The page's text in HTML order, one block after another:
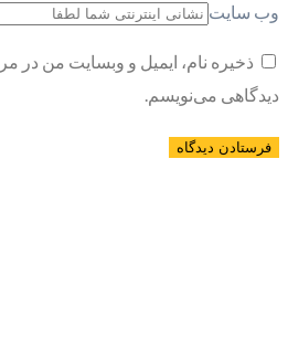
وب سایت
ذخیره نام، ایمیل و وبسایت من در
دیدگاهی می‌نویسم.